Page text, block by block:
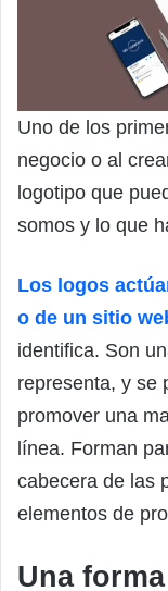
Uno de los
negocio o al
logotipo que
somos y lo que
Los logos
o de un sitio
identifica. Son
representa, y se
promover una
línea. Forman
cabecera de las
elementos de
Una